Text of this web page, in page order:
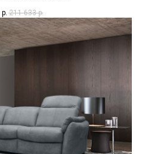
р. 211 633 р.